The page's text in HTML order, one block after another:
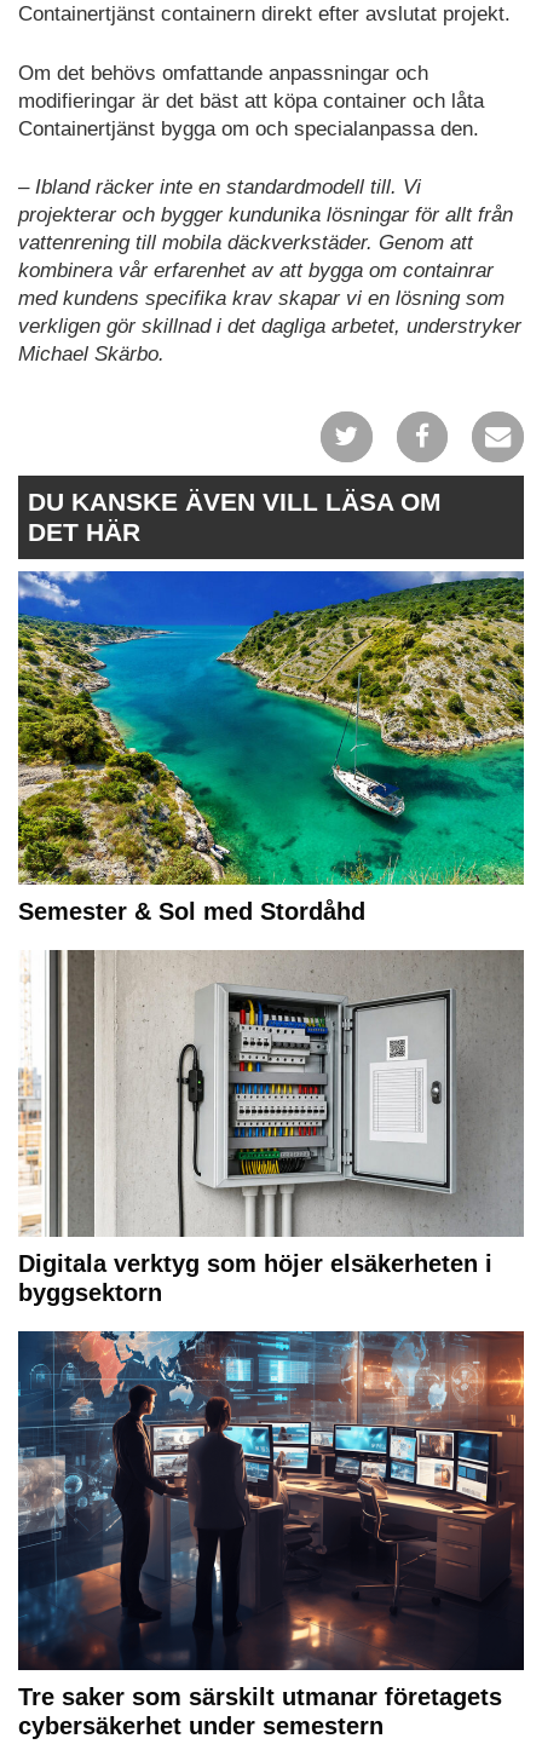
Containertjänst containern direkt efter avslutat projekt.
Om det behövs omfattande anpassningar och
modifieringar är det bäst att köpa container och låta
Containertjänst bygga om och specialanpassa den.
– Ibland räcker inte en standardmodell till. Vi
projekterar och bygger kundunika lösningar för allt från
vattenrening till mobila däckverkstäder. Genom att
kombinera vår erfarenhet av att bygga om containrar
med kundens specifika krav skapar vi en lösning som
verkligen gör skillnad i det dagliga arbetet, understryker
Michael Skärbo.
DU KANSKE ÄVEN VILL LÄSA OM
DET HÄR
Semester & Sol med Stordåhd
Digitala verktyg som höjer elsäkerheten i
byggsektorn
Tre saker som särskilt utmanar företagets
cybersäkerhet under semestern